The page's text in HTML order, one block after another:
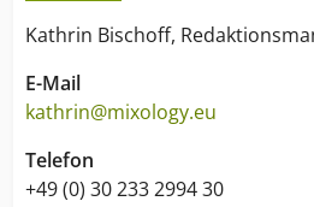
Kathrin Bischoff,
E-Mail
kathrin@mixology.eu
Telefon
+49 (0) 30 233 2994 30